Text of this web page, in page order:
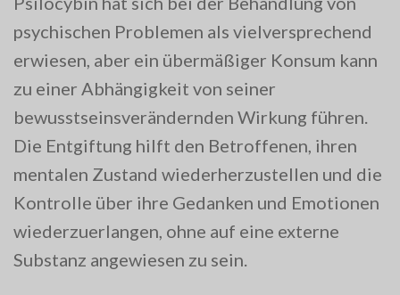
psychischen Problemen als vielversprechend
erwiesen, aber ein übermäßiger Konsum kann
zu einer Abhängigkeit von seiner
bewusstseinsverändernden Wirkung führen.
Die Entgiftung hilft den Betroffenen, ihren
mentalen Zustand wiederherzustellen und die
Kontrolle über ihre Gedanken und Emotionen
wiederzuerlangen, ohne auf eine externe
Substanz angewiesen zu sein.